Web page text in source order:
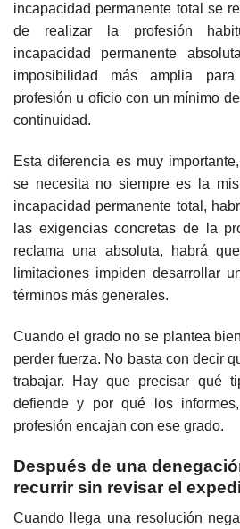
incapacidad permanente total se
de realizar la profesión
incapacidad permanente
imposibilidad más amplia para
profesión u oficio con un mínimo
continuidad.
Esta diferencia es muy
se necesita no siempre es la
incapacidad permanente total,
las exigencias concretas de la
reclama una absoluta, habrá
limitaciones impiden desarrollar
términos más generales.
Cuando el grado no se plantea
perder fuerza. No basta con decir
trabajar. Hay que precisar qué
defiende y por qué los
profesión encajan con ese grado.
Después de una
recurrir sin revisar el
Cuando llega una resolución